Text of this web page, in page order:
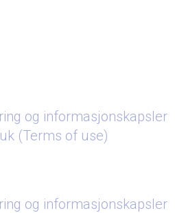
og informasjonskapsler
(Terms of use)
og informasjonskapsler